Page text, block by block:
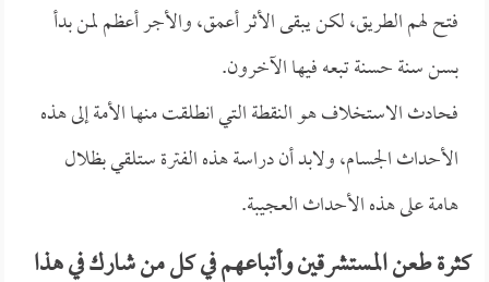
فتح لهم الطريق، لكن يبقى الأثر أعمق، والأجر أعظم لمن بدأ
بسن سنة حسنة تبعه فيها الآخرون.
فحادث الاستخلاف هو النقطة التي انطلقت منها الأمة إلى هذه
الأحداث الجسام، ولابد أن دراسة هذه الفترة ستلقي بظلال
هامة على هذه الأحداث العجيبة.
كثرة طعن المستشرقين وأتباعهم في كل من شارك في هذا